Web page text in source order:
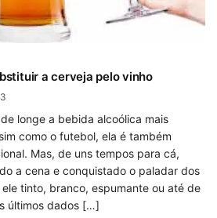
a cerveja pelo vinho
longe a bebida alcoólica mais
como o futebol, ela é também
Mas, de uns tempos para cá,
a cena e conquistado o paladar dos
tinto, branco, espumante ou até de
últimos dados […]